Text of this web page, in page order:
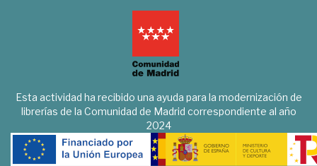
Esta actividad ha recibido una ayuda para la modernización de
librerías de la Comunidad de Madrid correspondiente al año
2024